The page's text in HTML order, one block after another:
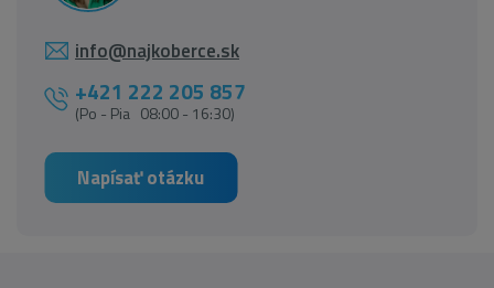
info@najkoberce.sk
+421 222 205 857
(Po - Pia 08:00 - 16:30)
Napísať otázku